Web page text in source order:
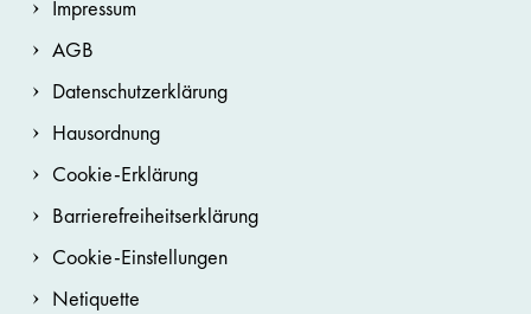
Impressum
AGB
Datenschutzerklärung
Hausordnung
Cookie-Erklärung
Barrierefreiheitserklärung
Cookie-Einstellungen
Netiquette